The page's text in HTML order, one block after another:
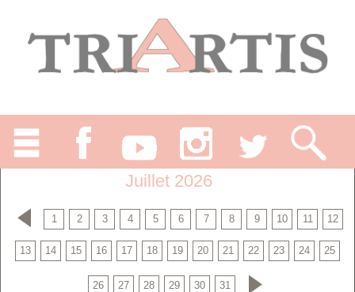
Juillet 2026
1 2 3 4 5 6 7 8 9 10 11 12
13 14 15 16 17 18 19 20 21 22 23 24 25
26 27 28 29 30 31